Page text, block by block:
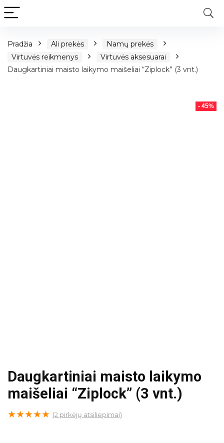
Pradžia Ali prekės
Namų prekės
Virtuvės reikmenys
Virtuvės aksesuarai
Daugkartiniai maisto laikymo maišeliai “Ziplock” (3 vnt.)
- 45%
Daugkartiniai maisto laikymo
maišeliai “Ziplock” (3 vnt.)
★★★★★ (2 pirkėjų atsiliepimai)